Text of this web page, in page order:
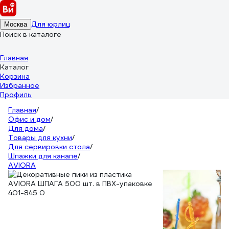
Москва Для юрлиц
Поиск в каталоге
Главная
Каталог
Корзина
Избранное
Профиль
Главная/
Офис и дом/
Для дома/
Товары для кухни/
Для сервировки стола/
Шпажки для канапе/
AVIORA